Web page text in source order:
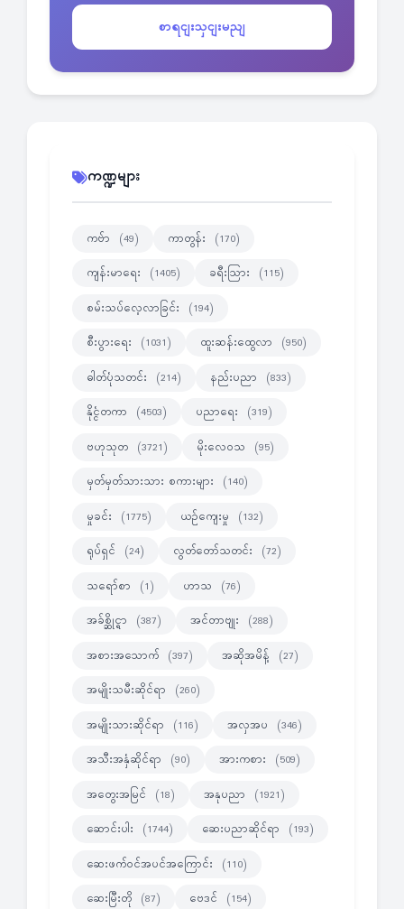
စာရငျးသှငျးမညျ
ကဏ္ဍများ
ကဗ်ာ (49) ကာတွန်း (170)
ကျန်းမာရေး (1405) ခရီးသြား (115)
စမ်းသပ်လေ့လာခြင်း (194)
စီးပွားရေး (1031) ထူးဆန်းထွေလာ (950)
ဓါတ်ပုံသတင်း (214) နည်းပညာ (833)
နိုင္ငံတကာ (4503) ပညာရေး (319)
ဗဟုသုတ (3721) မိုးလေဝသ (95)
မှတ်မှတ်သားသား စကားများ (140)
မှုခင်း (1775) ယဉ်ကျေးမှု (132)
ရုပ်ရှင် (24) လွတ်တော်သတင်း (72)
သရော်စာ (1) ဟာသ (76)
အခ်စ္ဆိုင္ရာ (387) အင်တာဗျုး (288)
အစားအသောက် (397) အဆိုအမိန့် (27)
အမျိုးသမီးဆိုင်ရာ (260)
အမျိုးသားဆိုင်ရာ (116) အလှအပ (346)
အသီးအနှံဆိုင်ရာ (90) အားကစား (509)
အတွေးအမြင် (18) အနုပညာ (1921)
ဆောင်းပါး (1744) ဆေးပညာဆိုင်ရာ (193)
ဆေးဖက်ဝင်အပင်အကြောင်း (110)
ဆေးမြီးတို (87) ဗေဒင် (154)